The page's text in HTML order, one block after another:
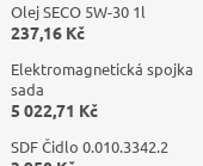
Olej SECO 5W-30 1l
237,16 Kč
Elektromagnetická spojka
sada
5 022,71 Kč
SDF Čidlo 0.010.3342.2